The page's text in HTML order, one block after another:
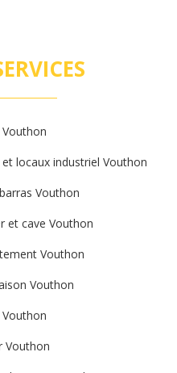
locaux industriel Vouthon
Vouthon
et cave Vouthon
Vouthon
Vouthon
Vouthon